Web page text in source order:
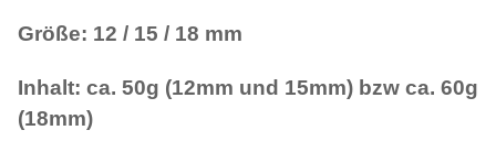
Größe: 12 / 15 / 18 mm
Inhalt: ca. 50g (12mm und 15mm) bzw ca. 60g
(18mm)